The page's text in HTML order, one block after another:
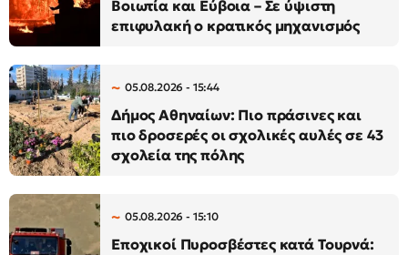
Βοιωτία και Εύβοια – Σε ύψιστη
επιφυλακή ο κρατικός μηχανισμός
05.08.2026 - 15:44
Δήμος Αθηναίων: Πιο πράσινες και
πιο δροσερές οι σχολικές αυλές σε 43
σχολεία της πόλης
05.08.2026 - 15:10
Εποχικοί Πυροσβέστες κατά Τουρνά: